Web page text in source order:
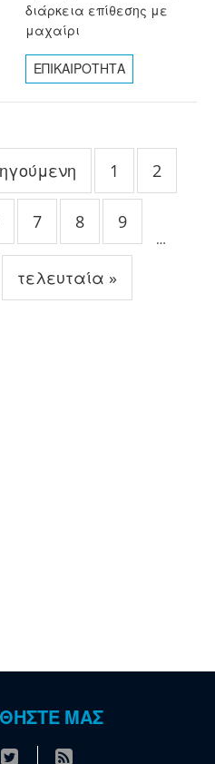
διάρκεια επίθεσης με
μαχαίρι
ΕΠΙΚΑΙΡΟΤΗΤΑ
1 2
7 8 9
…
τελευταία »
ΜΑΣ